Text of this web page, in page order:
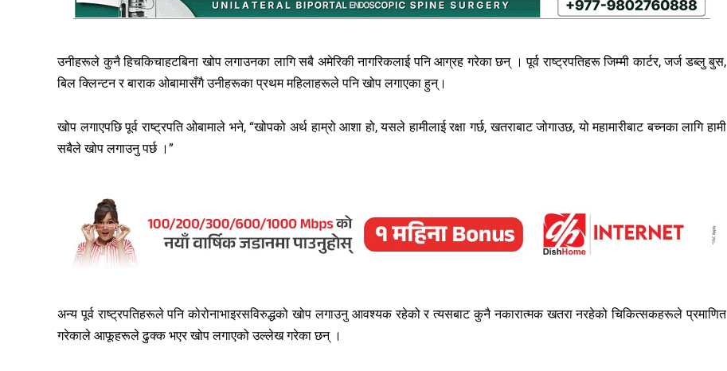
उनीहरूले कुनै हिचकिचाहटबिना खोप लगाउनका लागि सबै अमेरिकी नागरिकलाई पनि आग्रह गरेका छन् । पूर्व राष्ट्रपतिहरू जिम्मी कार्टर, जर्ज डब्लु बुस,
बिल क्लिन्टन र बाराक ओबामासँगै उनीहरूका प्रथम महिलाहरूले पनि खोप लगाएका हुन्।
खोप लगाएपछि पूर्व राष्ट्रपति ओबामाले भने, “खोपको अर्थ हाम्रो आशा हो, यसले हामीलाई रक्षा गर्छ, खतराबाट जोगाउछ, यो महामारीबाट बच्नका लागि हामी
सबैले खोप लगाउनु पर्छ ।”
अन्य पूर्व राष्ट्रपतिहरूले पनि कोरोनाभाइरसविरुद्धको खोप लगाउनु आवश्यक रहेको र त्यसबाट कुनै नकारात्मक खतरा नरहेको चिकित्सकहरूले प्रमाणित
गरेकाले आफूहरूले ढुक्क भएर खोप लगाएको उल्लेख गरेका छन् ।